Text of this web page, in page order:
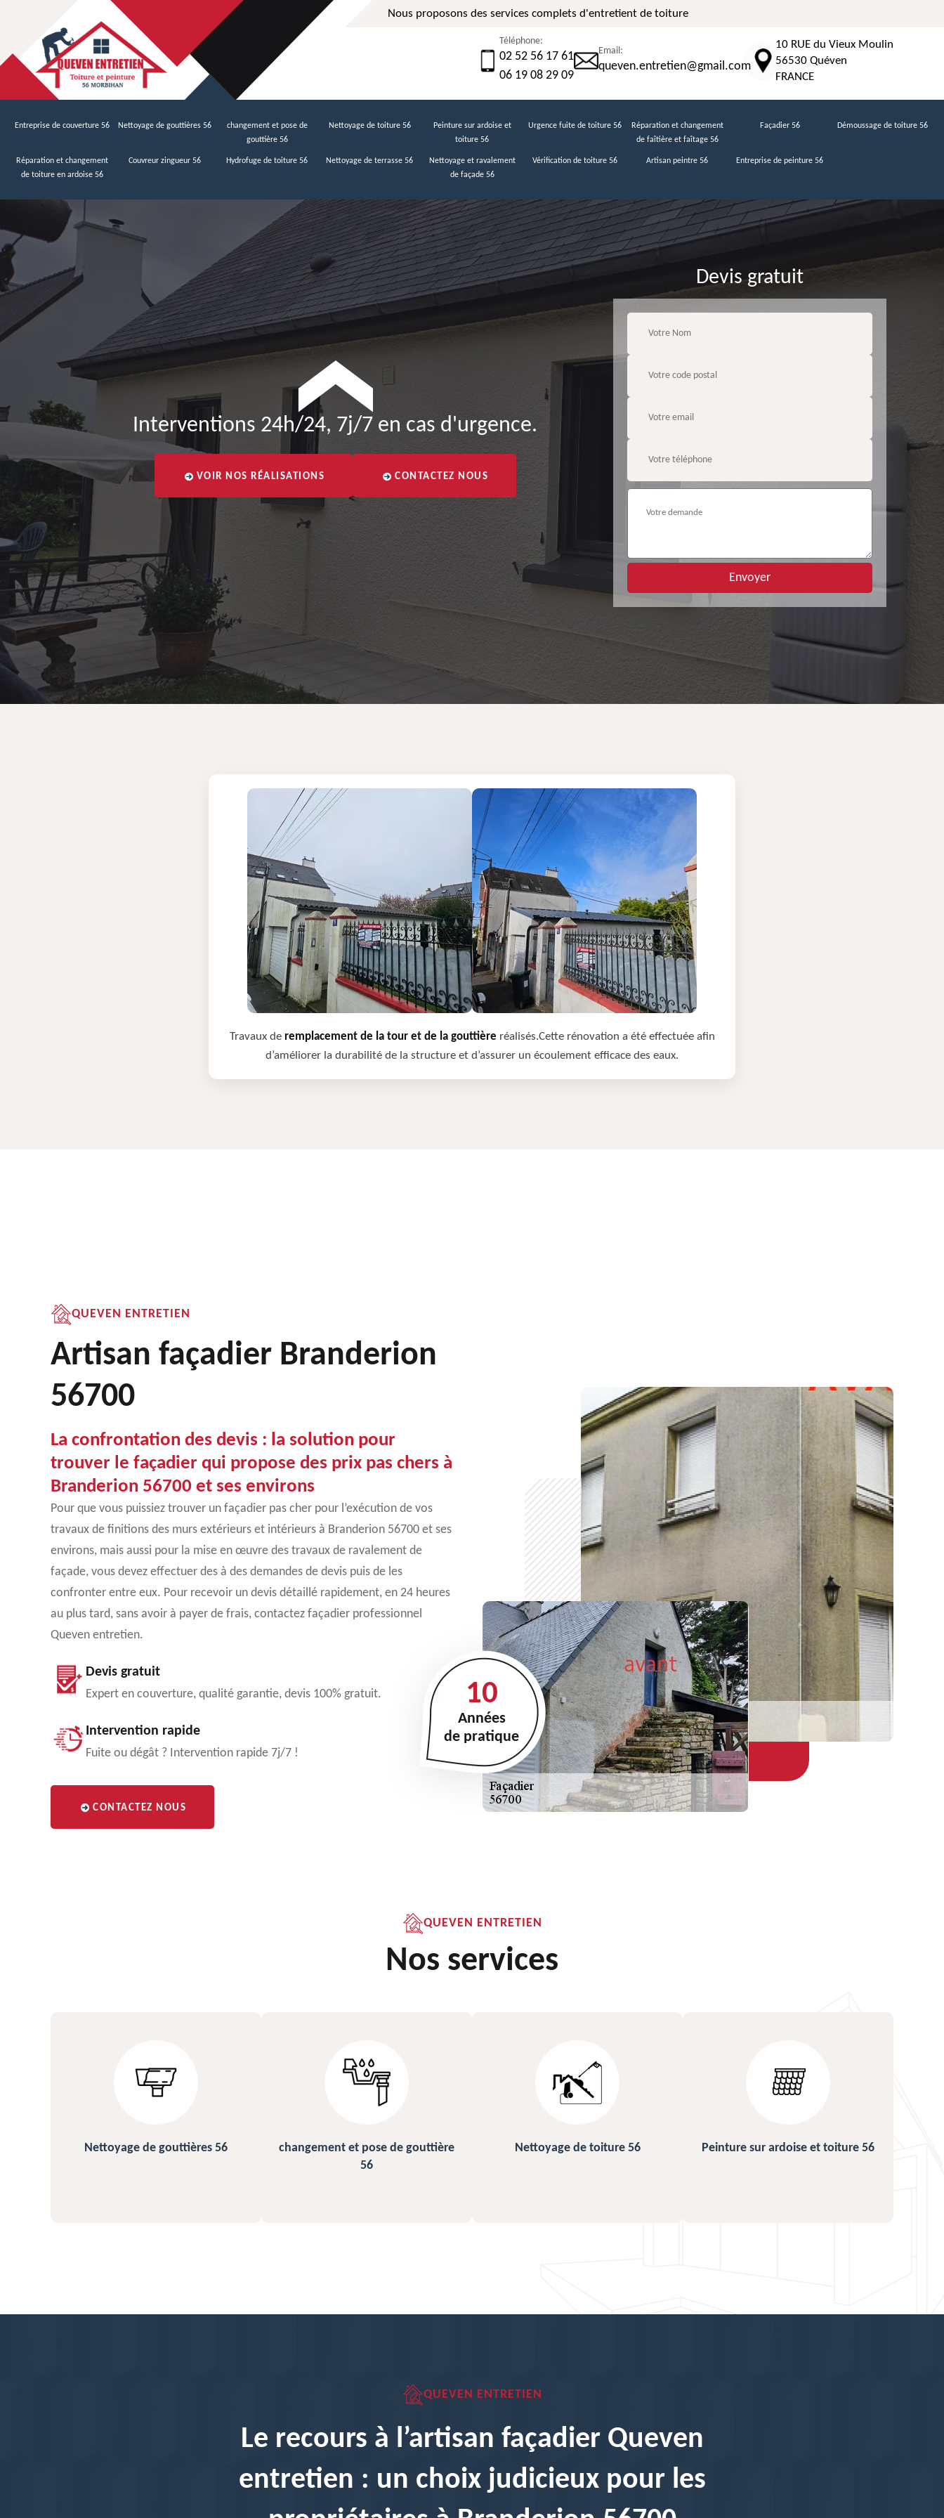
Nous proposons des services complets d'entretient de toiture
Téléphone:
02 52 56 17 61
06 19 08 29 09
Email:
queven.entretien@gmail.com
10 RUE du Vieux Moulin
56530 Quéven
FRANCE
Entreprise de couverture 56 Nettoyage de gouttières 56
changement et pose de
gouttière 56
Nettoyage de toiture 56
Peinture sur ardoise et
toiture 56
Urgence fuite de toiture 56
Réparation et changement
de faîtière et faîtage 56
Façadier 56 Démoussage de toiture 56
Réparation et changement
de toiture en ardoise 56
Couvreur zingueur 56 Hydrofuge de toiture 56 Nettoyage de terrasse 56
Nettoyage et ravalement
de façade 56
Vérification de toiture 56 Artisan peintre 56 Entreprise de peinture 56
Interventions 24h/24, 7j/7 en cas d'urgence.
VOIR NOS RÉALISATIONS CONTACTEZ NOUS
Devis gratuit
Travaux de remplacement de la tour et de la gouttière réalisés.Cette rénovation a été effectuée afin
d’améliorer la durabilité de la structure et d’assurer un écoulement efficace des eaux.
QUEVEN ENTRETIEN
Artisan façadier Branderion
56700
La confrontation des devis : la solution pour
trouver le façadier qui propose des prix pas chers à
Branderion 56700 et ses environs
Pour que vous puissiez trouver un façadier pas cher pour l’exécution de vos
travaux de finitions des murs extérieurs et intérieurs à Branderion 56700 et ses
environs, mais aussi pour la mise en œuvre des travaux de ravalement de
façade, vous devez effectuer des à des demandes de devis puis de les
confronter entre eux. Pour recevoir un devis détaillé rapidement, en 24 heures
au plus tard, sans avoir à payer de frais, contactez façadier professionnel
Queven entretien.
Devis gratuit
Expert en couverture, qualité garantie, devis 100% gratuit.
Intervention rapide
Fuite ou dégât ? Intervention rapide 7j/7 !
CONTACTEZ NOUS
10
Années
de pratique
QUEVEN ENTRETIEN
Nos services
changement et pose de gouttière
Nettoyage de toiture 56 Peinture sur ardoise et toiture 56 Urgence fuite de toiture 56
QUEVEN ENTRETIEN
Le recours à l’artisan façadier Queven
entretien : un choix judicieux pour les